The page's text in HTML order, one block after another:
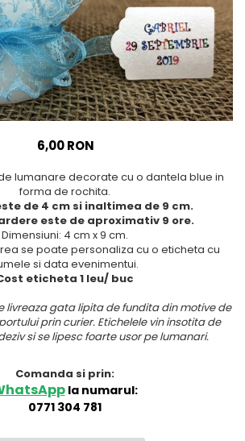
pentru
Botez
6,00 RON
lumanare decorate cu o dantela blue in
forma de rochita.
de 4 cm si inaltimea de 9 cm.
este de aproximativ 9 ore.
Dimensiuni: 4 cm x 9 cm.
se poate personaliza cu o eticheta cu
si data evenimentui.
eticheta 1 leu/ buc
livreaza gata lipita de fundita din motive de
prin curier. Etichelele vin insotita de
si se lipesc foarte usor pe lumanari.
Comanda si prin:
la numarul:
0771 304 781